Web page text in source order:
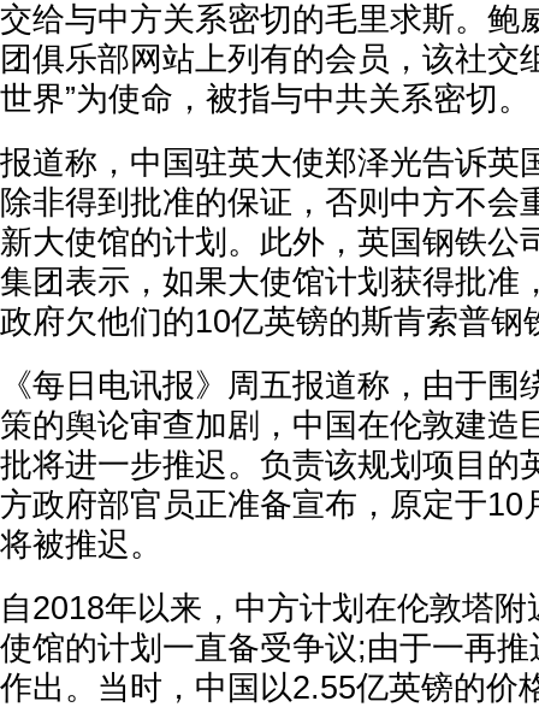
交给与中方关系密切的毛里求斯。鲍
团俱乐部网站上列有的会员，该社交
世界”为使命，被指与中共关系密切。
报道称，中国驻英大使郑泽光告诉英
除非得到批准的保证，否则中方不会
新大使馆的计划。此外，英国钢铁公
集团表示，如果大使馆计划获得批准
政府欠他们的10亿英镑的斯肯索普钢
《每日电讯报》周五报道称，由于
策的舆论审查加剧，中国在伦敦建造
批将进一步推迟。负责该规划项目的
方政府部官员正准备宣布，原定于10
将被推迟。
自2018年以来，中方计划在伦敦塔
使馆的计划一直备受争议;由于一再
作出。当时，中国以2.55亿英镑的价